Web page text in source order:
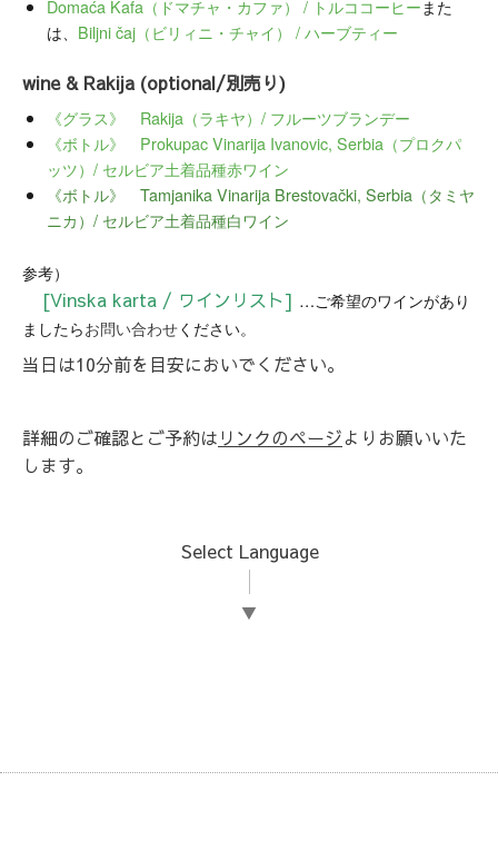
Domaća Kafa（ドマチャ・カファ） / トルココーヒーまた
は、 Biljni čaj（ビリィニ・チャイ） / ハーブティー
wine & Rakija (optional/別売り)
《グラス》 Rakija（ラキヤ）/ フルーツブランデー
《ボトル》 Prokupac Vinarija Ivanovic, Serbia（プロクパ
ッツ）/ セルビア土着品種赤ワイン
《ボトル》 Tamjanika Vinarija Brestovački, Serbia（タミヤ
ニカ）/ セルビア土着品種白ワイン
参考）
[Vinska karta / ワインリスト] …ご希望のワインがあり
ましたらお問い合わせください。
当日は10分前を目安においでください。
詳細のご確認とご予約はリンクのページよりお願いいた
します。
Select Language
▼